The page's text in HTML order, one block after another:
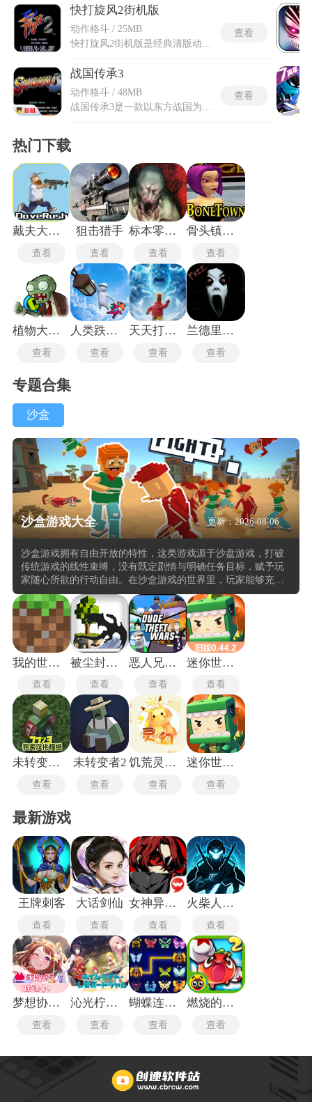
快打旋风2街机版
动作格斗 / 25MB
快打旋风2街机版是经典清版动作游戏的怀旧复兴之作，完美继承初代硬派血脉，并将战场从都市街头延伸至地下拳场、废弃工厂与神秘古堡。你化身为三位格斗风格迥异的街头斗士，用铁拳、飞腿和摔投术，在汹涌的敌潮中杀出一条血路。游戏采用像素复古画风，但动态光影与粒子特效全面升级，每一记重拳砸出碎石飞溅，每一脚回旋踢带起残影气浪，打击感沉厚扎实。敌方杂兵与头目设计极具个性，从持刀混混到铁甲壮汉，攻击套路各不相同，逼迫你灵活切换防御、闪避与连击节奏。快打旋风2街机版新增挑战塔模式，每层随机配置敌人组合与地形陷阱，考验极限操作。
查看
战国传承3
动作格斗 / 48MB
查看
热门下载
戴夫大战僵尸m木糖m
查看
狙击猎手
查看
标本零联机版
查看
骨头镇中文版
查看
植物大战僵尸玩梗版
查看
人类跌落梦境
查看
天天打雪仗
查看
兰德里纳河的地下室
查看
专题合集
沙盒
沙盒游戏大全 更新：2026-08-06
沙盒游戏拥有自由开放的特性，这类游戏源于沙盘游戏，打破
传统游戏的线性束缚，没有既定剧情与明确任务目标，赋予玩
家随心所欲的行动自由。​在沙盒游戏的世界里，玩家能够充分
发挥创造力，依据个人喜好塑造游戏进程。无论是在广袤无垠
的地图上精心建造宏伟建筑，搭建温馨家园，还是踏上刺激的
探索之旅，与各类怪物战斗，又或是巧妙改造环境，创造全新
生态，皆能一一实现。其丰富的玩法模式，涵盖了建造、生
存、冒险、射击等多元元素，可满足不同玩家的兴趣偏好。​
我的世界1.6.2
查看
被尘封的故事联机版
查看
恶人兄弟战争
查看
迷你世界0.44.2版本
查看
未转变者3.0汉化版
查看
未转变者2
查看
饥荒灵幻版最新版
查看
迷你世界老版本
查看
最新游戏
王牌刺客
查看
大话剑仙
查看
女神异闻录5皇家版
查看
火柴人格斗家无敌版
查看
梦想协奏曲
查看
沁光柠檬即兴曲
查看
蝴蝶连连看
查看
燃烧的蔬菜2经典版
查看